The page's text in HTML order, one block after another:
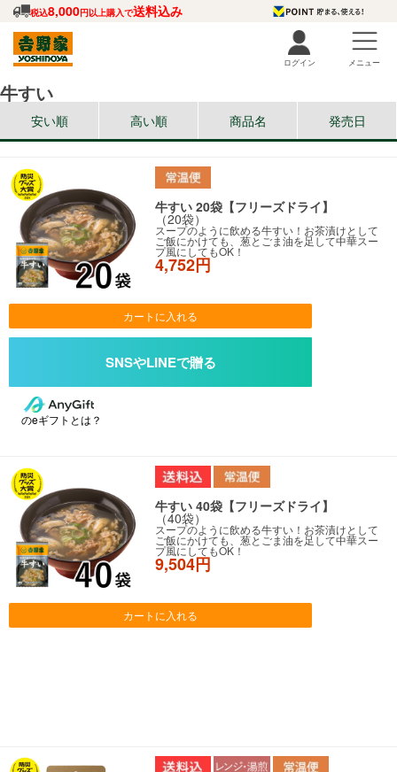
税込8,000円以上購入で送料込み
ログイン メニュー
牛すい
安い順 高い順 商品名 発売日
牛すい 20袋【フリーズドライ】
（20袋）
スープのように飲める牛すい！お茶漬けとして
ご飯にかけても、葱とごま油を足して中華スー
プ風にしてもOK！
4,752円
カートに入れる
のeギフトとは？
牛すい 40袋【フリーズドライ】
（40袋）
スープのように飲める牛すい！お茶漬けとして
ご飯にかけても、葱とごま油を足して中華スー
プ風にしてもOK！
9,504円
カートに入れる